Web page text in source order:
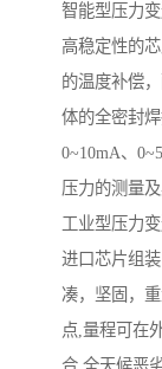
智能型压力
高稳定性的
的温度补偿
体的全密封
0~10mA、
压力的测量
工业型压力
进口芯片组
凑，坚固，
点,量程可在